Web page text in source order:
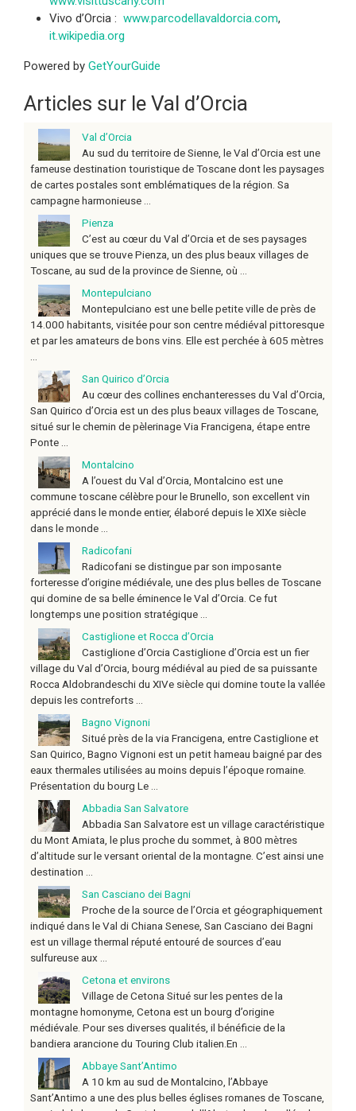
Vivo d’Orcia : www.parcodellavaldorcia.com,
it.wikipedia.org
Powered by GetYourGuide
Articles sur le Val d’Orcia
Val d’Orcia
Au sud du territoire de Sienne, le Val d’Orcia est une
fameuse destination touristique de Toscane dont les paysages
de cartes postales sont emblématiques de la région. Sa
campagne harmonieuse ...
Pienza
C’est au cœur du Val d’Orcia et de ses paysages
uniques que se trouve Pienza, un des plus beaux villages de
Toscane, au sud de la province de Sienne, où ...
Montepulciano
Montepulciano est une belle petite ville de près de
14.000 habitants, visitée pour son centre médiéval pittoresque
et par les amateurs de bons vins. Elle est perchée à 605 mètres
San Quirico d’Orcia
Au cœur des collines enchanteresses du Val d’Orcia,
San Quirico d’Orcia est un des plus beaux villages de Toscane,
situé sur le chemin de pèlerinage Via Francigena, étape entre
Ponte ...
Montalcino
A l’ouest du Val d’Orcia, Montalcino est une
commune toscane célèbre pour le Brunello, son excellent vin
apprécié dans le monde entier, élaboré depuis le XIXe siècle
dans le monde ...
Radicofani
Radicofani se distingue par son imposante
forteresse d’origine médiévale, une des plus belles de Toscane
qui domine de sa belle éminence le Val d’Orcia. Ce fut
longtemps une position stratégique ...
Castiglione et Rocca d’Orcia
Castiglione d’Orcia Castiglione d’Orcia est un fier
village du Val d’Orcia, bourg médiéval au pied de sa puissante
Rocca Aldobrandeschi du XIVe siècle qui domine toute la vallée
depuis les contreforts ...
Bagno Vignoni
Situé près de la via Francigena, entre Castiglione et
San Quirico, Bagno Vignoni est un petit hameau baigné par des
eaux thermales utilisées au moins depuis l’époque romaine.
Présentation du bourg Le ...
Abbadia San Salvatore
Abbadia San Salvatore est un village caractéristique
du Mont Amiata, le plus proche du sommet, à 800 mètres
d’altitude sur le versant oriental de la montagne. C’est ainsi une
destination ...
San Casciano dei Bagni
Proche de la source de l’Orcia et géographiquement
indiqué dans le Val di Chiana Senese, San Casciano dei Bagni
est un village thermal réputé entouré de sources d’eau
sulfureuse aux ...
Cetona et environs
Village de Cetona Situé sur les pentes de la
montagne homonyme, Cetona est un bourg d’origine
médiévale. Pour ses diverses qualités, il bénéficie de la
bandiera arancione du Touring Club italien.En ...
Abbaye Sant’Antimo
A 10 km au sud de Montalcino, l’Abbaye
Sant’Antimo a une des plus belles églises romanes de Toscane,